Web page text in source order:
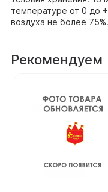
температуре от 0 до
воздуха не более 75%.
Рекомендуем